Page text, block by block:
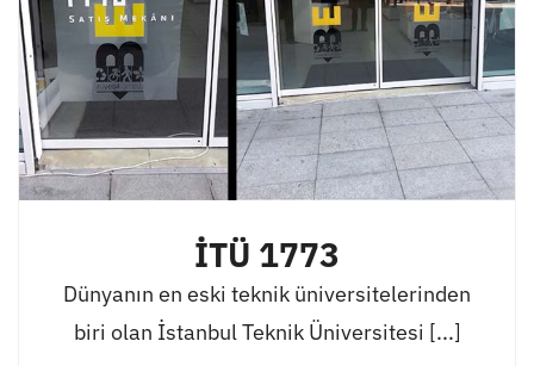
İTÜ 1773
Dünyanın en eski teknik üniversitelerinden
biri olan İstanbul Teknik Üniversitesi [...]